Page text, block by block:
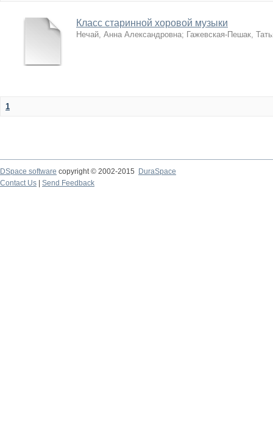
Класс старинной хоровой музыки
Нечай, Анна Александровна; Гажевская-Пешак,
1
DSpace software copyright © 2002-2015
DuraSpace
Contact Us
Send Feedback